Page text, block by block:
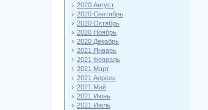
2020 Август
2020 Сентябрь
2020 Октябрь
2020 Ноябрь
2020 Декабрь
2021 Январь
2021 Февраль
2021 Март
2021 Апрель
2021 Май
2021 Июнь
2021 Июль